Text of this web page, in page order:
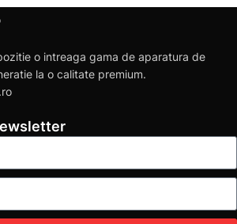
o intreaga gama de aparatura de
la o calitate premium.